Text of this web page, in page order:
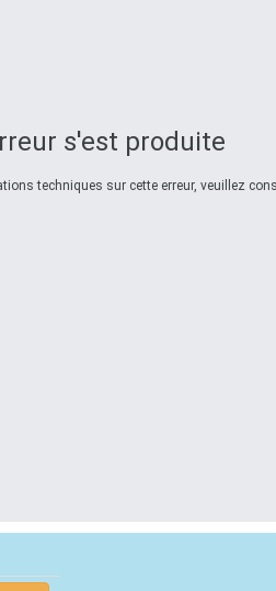
s'est produite
techniques sur cette erreur, veuillez